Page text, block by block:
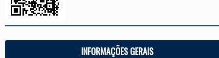
INFORMAÇÕES GERAIS